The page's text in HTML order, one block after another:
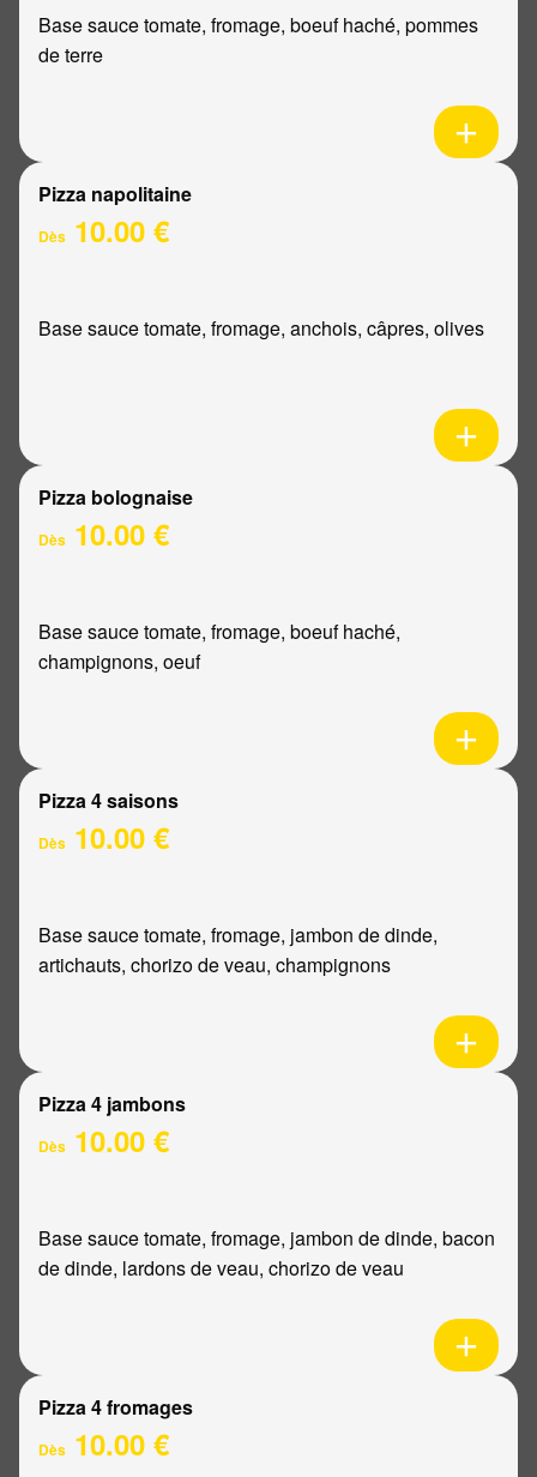
Base sauce tomate, fromage, boeuf haché, pommes
de terre
Pizza napolitaine
Dès 10.00 €
Base sauce tomate, fromage, anchois, câpres, olives
Pizza bolognaise
Dès 10.00 €
Base sauce tomate, fromage, boeuf haché,
champignons, oeuf
Pizza 4 saisons
Dès 10.00 €
Base sauce tomate, fromage, jambon de dinde,
artichauts, chorizo de veau, champignons
Pizza 4 jambons
Dès 10.00 €
Base sauce tomate, fromage, jambon de dinde, bacon
de dinde, lardons de veau, chorizo de veau
Pizza 4 fromages
Dès 10.00 €